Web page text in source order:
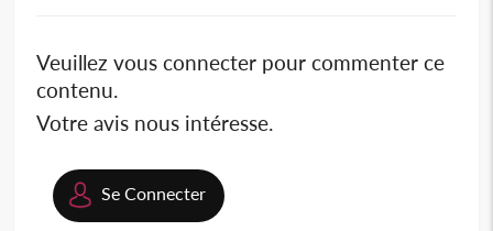
Veuillez vous connecter pour commenter ce
contenu.
Votre avis nous intéresse.
Se Connecter